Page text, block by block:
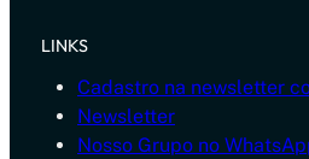
LINKS
Cadastro na newsletter
Newsletter
Nosso Grupo no